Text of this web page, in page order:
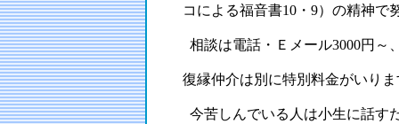
コによる福音書10・9）の精神で
相談は電話・Ｅメール3000円～
復縁仲介は別に特別料金がいり
今苦しんでいる人は小生に話す